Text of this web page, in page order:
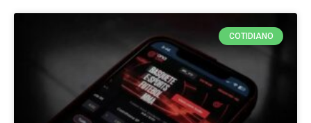
COTIDIANO